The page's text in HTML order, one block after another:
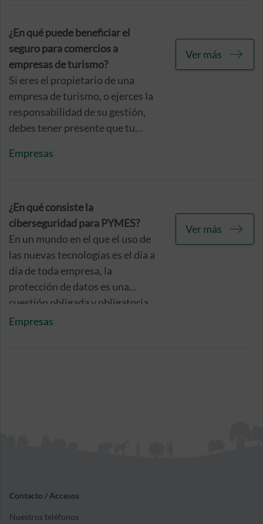
¿En qué puede beneficiar el
seguro para comercios a
empresas de turismo?
Si eres el propietario de una
empresa de turismo, o ejerces la
responsabilidad de su gestión,
debes tener presente que tu
una gran cantidad de incidencias
ejercicio de su actividad.
Empresas
Ver más
¿En qué consiste la
ciberseguridad para PYMES?
En un mundo en el que el uso de
las nuevas tecnologías es el día a
día de toda empresa, la
protección de datos es una
cuestión obligada y obligatoria,
puesto que la normativa europea
Empresas
Ver más
Contacto / Accesos
Nuestros teléfonos